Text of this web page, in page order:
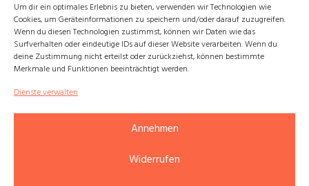
Um dir ein optimales Erlebnis zu bieten, verwenden wir Technologien wie
Cookies, um Geräteinformationen zu speichern und/oder darauf zuzugreifen.
Wenn du diesen Technologien zustimmst, können wir Daten wie das
Surfverhalten oder eindeutige IDs auf dieser Website verarbeiten. Wenn du
deine Zustimmung nicht erteilst oder zurückziehst, können bestimmte
Merkmale und Funktionen beeinträchtigt werden.
Dienste verwalten
Annehmen
Widerrufen
REFERENZPROJEKTE
InnoGPS
Digitalisierung-Projekt
WICHTIGE LINKS
Kontakt